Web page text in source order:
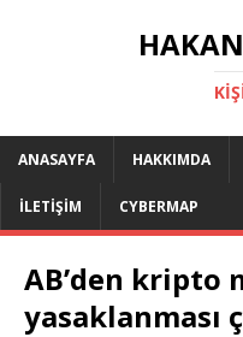
ANASAYFA HAKKIMDA
İLETIŞIM CYBERMAP
AB’den kripto
yasaklanması